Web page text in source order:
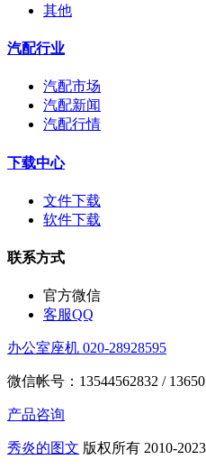
其他
汽配行业
汽配市场
汽配新闻
汽配行情
下载中心
文件下载
软件下载
联系方式
官方微信
客服QQ
办公室座机 020-28928595
微信帐号：13544562832 /
产品咨询
秀炎的图文 版权所有 2010-2023